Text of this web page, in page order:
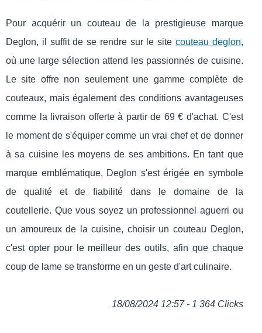
Pour acquérir un couteau de la prestigieuse marque
Deglon, il suffit de se rendre sur le site couteau deglon,
où une large sélection attend les passionnés de cuisine.
Le site offre non seulement une gamme complète de
couteaux, mais également des conditions avantageuses
comme la livraison offerte à partir de 69 € d'achat. C'est
le moment de s'équiper comme un vrai chef et de donner
à sa cuisine les moyens de ses ambitions. En tant que
marque emblématique, Deglon s'est érigée en symbole
de qualité et de fiabilité dans le domaine de la
coutellerie. Que vous soyez un professionnel aguerri ou
un amoureux de la cuisine, choisir un couteau Deglon,
c'est opter pour le meilleur des outils, afin que chaque
coup de lame se transforme en un geste d'art culinaire.
18/08/2024 12:57 - 1 364 Clicks